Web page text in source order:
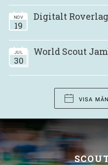
NOV
19
Digitalt
JUL
30
World Scout
VISA